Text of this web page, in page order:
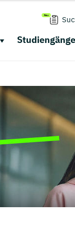
Studiengänge